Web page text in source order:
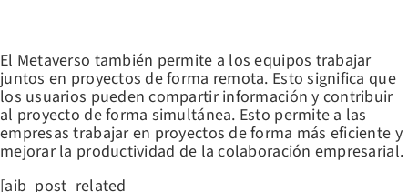
El Metaverso también permite a los equipos trabajar
juntos en proyectos de forma remota. Esto significa que
los usuarios pueden compartir información y contribuir
al proyecto de forma simultánea. Esto permite a las
empresas trabajar en proyectos de forma más eficiente y
mejorar la productividad de la colaboración empresarial.
[aib_post_related